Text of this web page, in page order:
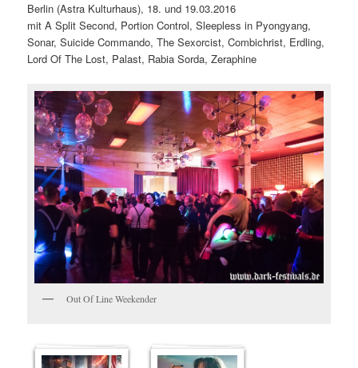
Berlin (Astra Kulturhaus), 18. und 19.03.2016
mit A Split Second, Portion Control, Sleepless in Pyongyang,
Sonar, Suicide Commando, The Sexorcist, Combichrist, Erdling,
Lord Of The Lost, Palast, Rabia Sorda, Zeraphine
Out Of Line Weekender